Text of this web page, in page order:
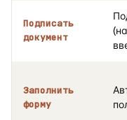
Подписать
документ
Заполнить
форму